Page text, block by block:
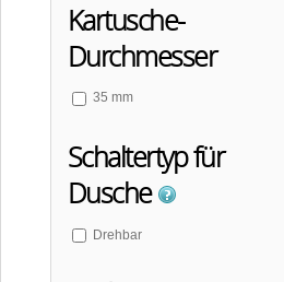
Kartusche-
Durchmesser
35 mm
Schaltertyp für
Dusche
Drehbar